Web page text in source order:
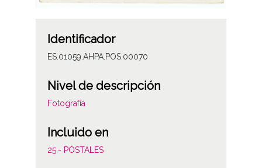
Identificador
ES.01059.AHPA.POS.00070
Nivel de descripción
Fotografía
Incluido en
25.- POSTALES